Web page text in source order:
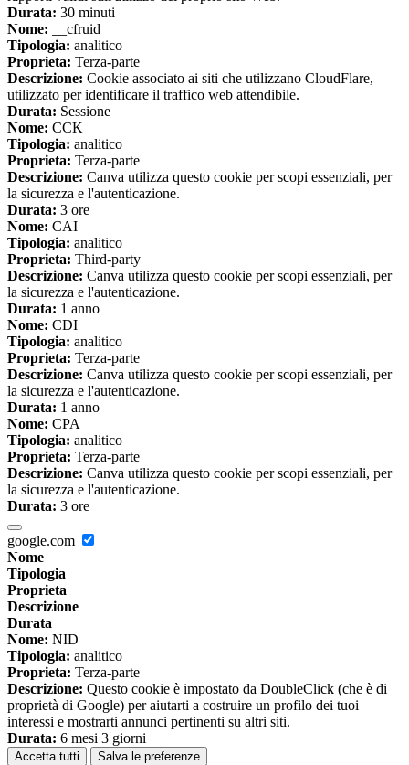
Durata: 30 minuti
Nome: __cfruid
Tipologia: analitico
Proprieta: Terza-parte
Descrizione: Cookie associato ai siti che utilizzano CloudFlare,
utilizzato per identificare il traffico web attendibile.
Durata: Sessione
Nome: CCK
Tipologia: analitico
Proprieta: Terza-parte
Descrizione: Canva utilizza questo cookie per scopi essenziali, per
la sicurezza e l'autenticazione.
Durata: 3 ore
Nome: CAI
Tipologia: analitico
Proprieta: Third-party
Descrizione: Canva utilizza questo cookie per scopi essenziali, per
la sicurezza e l'autenticazione.
Durata: 1 anno
Nome: CDI
Tipologia: analitico
Proprieta: Terza-parte
Descrizione: Canva utilizza questo cookie per scopi essenziali, per
la sicurezza e l'autenticazione.
Durata: 1 anno
Nome: CPA
Tipologia: analitico
Proprieta: Terza-parte
Descrizione: Canva utilizza questo cookie per scopi essenziali, per
la sicurezza e l'autenticazione.
Durata: 3 ore
google.com
Nome
Tipologia
Proprieta
Descrizione
Durata
Nome: NID
Tipologia: analitico
Proprieta: Terza-parte
Descrizione: Questo cookie è impostato da DoubleClick (che è di
proprietà di Google) per aiutarti a costruire un profilo dei tuoi
interessi e mostrarti annunci pertinenti su altri siti.
Durata: 6 mesi 3 giorni
Accetta tutti Salva le preferenze